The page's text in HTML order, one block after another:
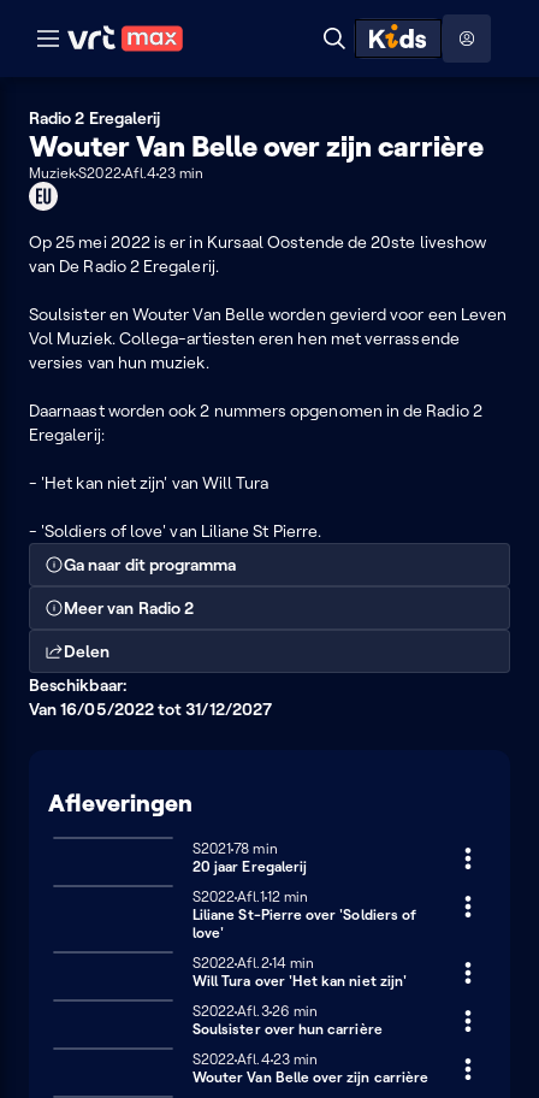
Naar hoofdinhoud Naar audiodescriptie Naar help
Zoeken
ontdekken
Radio 2 Eregalerij
Wouter Van Belle over zijn carrière
MuziekS2022Afl.423 min
Dit
kan
je
in
de
EU
Op 25 mei 2022 is er in Kursaal Oostende de 20ste liveshow
van De Radio 2 Eregalerij.
Soulsister en Wouter Van Belle worden gevierd voor een Leven
Vol Muziek. Collega-artiesten eren hen met verrassende
versies van hun muziek.
Daarnaast worden ook 2 nummers opgenomen in de Radio 2
Eregalerij:
- 'Het kan niet zijn' van Will Tura
- 'Soldiers of love' van Liliane St Pierre.
Ga naar dit programma
Meer van Radio 2
Delen
Beschikbaar:
Van 16/05/2022 tot 31/12/2027
Afleveringen
Seizoen 2021
S202178 minuten
78 min
20 jaar Eregalerij
Seizoen 2022
S2022Afl.112 minuten
12 min
Liliane St-Pierre over 'Soldiers of
love'
Seizoen 2022
S2022Afl.214 minuten
14 min
Will Tura over 'Het kan niet zijn'
Seizoen 2022
S2022Afl.326 minuten
26 min
Soulsister over hun carrière
Seizoen 2022
S2022Afl.423 minuten
23 min
Wouter Van Belle over zijn carrière